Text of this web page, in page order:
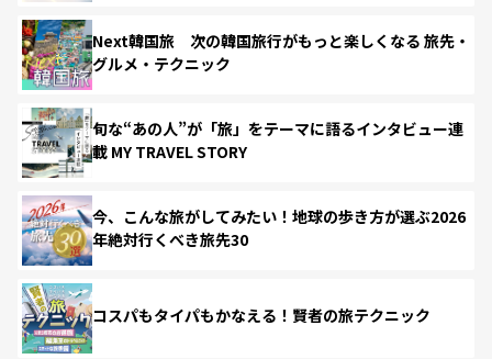
Next韓国旅 次の韓国旅行がもっと楽しくなる 旅先・
グルメ・テクニック
旬な“あの人”が「旅」をテーマに語るインタビュー連
載 MY TRAVEL STORY
今、こんな旅がしてみたい！地球の歩き方が選ぶ2026
年絶対行くべき旅先30
コスパもタイパもかなえる！賢者の旅テクニック